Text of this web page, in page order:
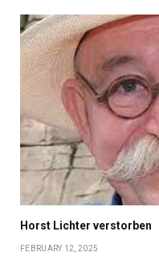
Horst Lichter verstorben
FEBRUARY 12, 2025